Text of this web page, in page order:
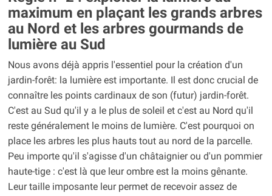
maximum en plaçant les grands arbres
au Nord et les arbres gourmands de
lumière au Sud
Nous avons déjà appris l'essentiel pour la création d'un
jardin-forêt: la lumière est importante. Il est donc crucial de
connaître les points cardinaux de son (futur) jardin-forêt.
C'est au Sud qu'il y a le plus de soleil et c'est au Nord qu'il
reste généralement le moins de lumière. C'est pourquoi on
place les arbres les plus hauts tout au nord de la parcelle.
Peu importe qu'il s'agisse d'un châtaignier ou d'un pommier
haute-tige : c'est là que leur ombre est la moins gênante.
Leur taille imposante leur permet de recevoir assez de